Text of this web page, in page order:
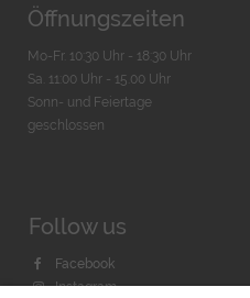
Öffnungszeiten
Mo-Fr. 10:30 Uhr - 18:30 Uhr
Sa. 11:00 Uhr - 15.00 Uhr
Sonn- und Feiertage
geschlossen
Follow us
Facebook
Instagram